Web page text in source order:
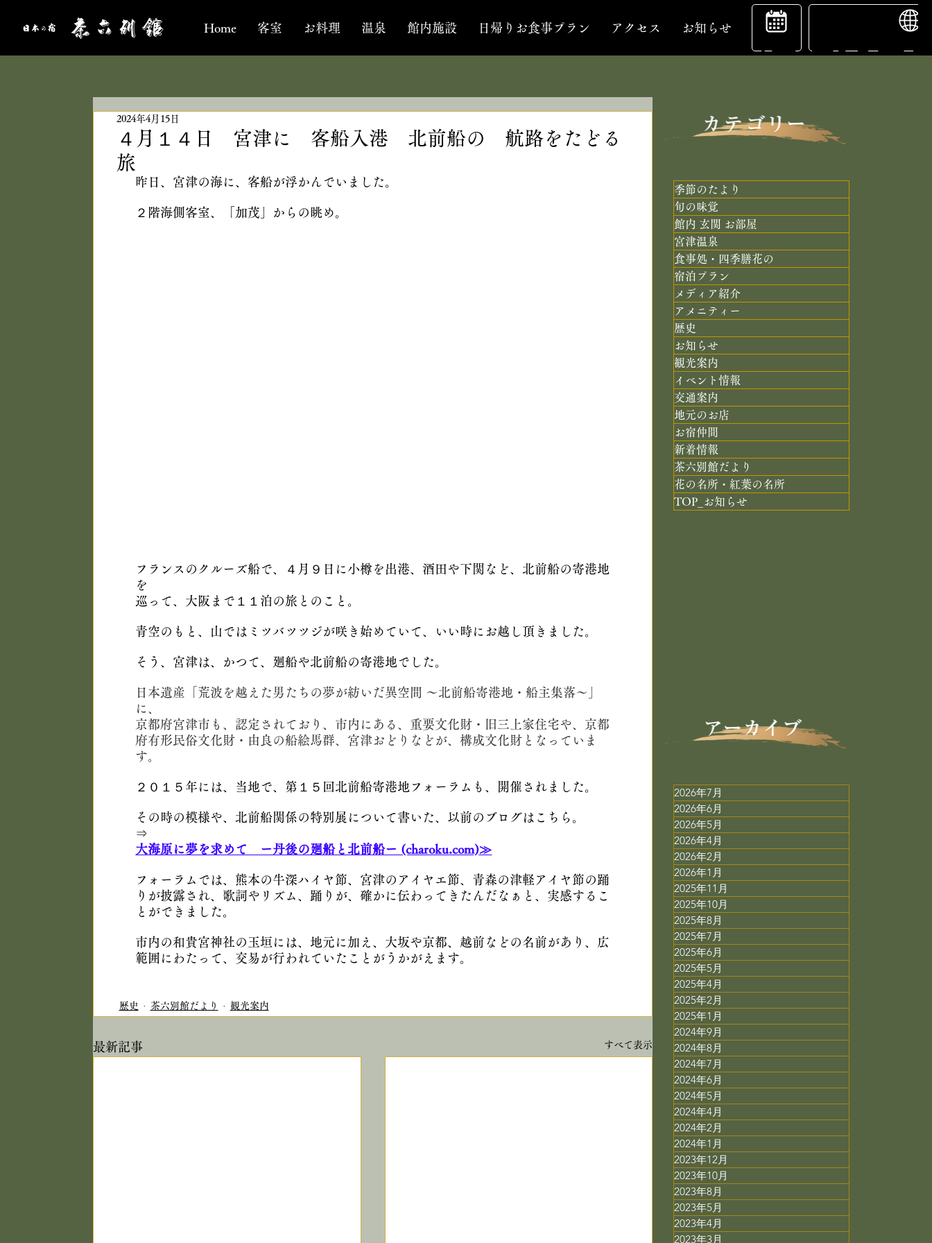
Home 客室 お料理 温泉 館内施設 日帰りお食事プラン アクセス お知らせ
宿
泊
予
約
４月１４日 宮津に 客船入港 北前船の 航路をたどる
旅
2024年4月15日
昨日、宮津の海に、客船が浮かんでいました。
２階海側客室、「加茂」からの眺め。
フランスのクルーズ船で、４月９日に小樽を出港、酒田や下関など、北前船の寄港地
を
巡って、大阪まで１１泊の旅とのこと。
青空のもと、山ではミツバツツジが咲き始めていて、いい時にお越し頂きました。
そう、宮津は、かつて、廻船や北前船の寄港地でした。
日本遺産「荒波を越えた男たちの夢が紡いだ異空間 ～北前船寄港地・船主集落～」
に、
京都府宮津市も、認定されており、市内にある、重要文化財・旧三上家住宅や、京都
府有形民俗文化財・由良の船絵馬群、宮津おどりなどが、構成文化財となっていま
す。
２０１５年には、当地で、第１５回北前船寄港地フォーラムも、開催されました。
その時の模様や、北前船関係の特別展について書いた、以前のブログはこちら。
⇒
大海原に夢を求めて　ー丹後の廻船と北前船ー (charoku.com)≫
フォーラムでは、熊本の牛深ハイヤ節、宮津のアイヤエ節、青森の津軽アイヤ節の踊
りが披露され、歌詞やリズム、踊りが、確かに伝わってきたんだなぁと、実感するこ
とができました。
市内の和貴宮神社の玉垣には、地元に加え、大坂や京都、越前などの名前があり、広
範囲にわたって、交易が行われていたことがうかがえます。
歴史 茶六別館だより 観光案内
最新記事 すべて表示
2026年7月
2026年6月
2026年5月
2026年4月
2026年2月
2026年1月
2025年11月
2025年10月
2025年8月
2025年7月
2025年6月
2025年5月
2025年4月
2025年2月
2025年1月
2024年9月
2024年8月
2024年7月
2024年6月
2024年5月
2024年4月
2024年2月
2024年1月
2023年12月
2023年10月
2023年8月
2023年5月
2023年4月
2023年3月
季節のたより
旬の味覚
館内 玄関 お部屋
宮津温泉
食事処・四季膳花の
宿泊プラン
メディア紹介
アメニティー
歴史
お知らせ
観光案内
イベント情報
交通案内
地元のお店
お宿仲間
新着情報
茶六別館だより
花の名所・紅葉の名所
TOP_お知らせ